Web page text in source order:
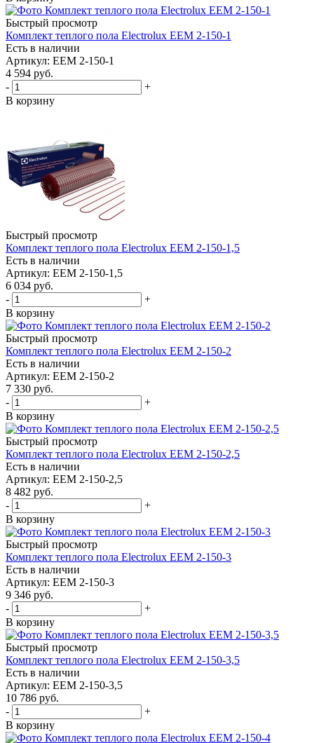
Быстрый просмотр
Комплект теплого пола Electrolux EEM 2-150-1
Есть в наличии
Артикул: EEM 2-150-1
4 594 руб.
-
+
В корзину
Быстрый просмотр
Комплект теплого пола Electrolux EEM 2-150-1,5
Есть в наличии
Артикул: EEM 2-150-1,5
6 034 руб.
-
+
В корзину
Быстрый просмотр
Комплект теплого пола Electrolux EEM 2-150-2
Есть в наличии
Артикул: EEM 2-150-2
7 330 руб.
-
+
В корзину
Быстрый просмотр
Комплект теплого пола Electrolux EEM 2-150-2,5
Есть в наличии
Артикул: EEM 2-150-2,5
8 482 руб.
-
+
В корзину
Быстрый просмотр
Комплект теплого пола Electrolux EEM 2-150-3
Есть в наличии
Артикул: EEM 2-150-3
9 346 руб.
-
+
В корзину
Быстрый просмотр
Комплект теплого пола Electrolux EEM 2-150-3,5
Есть в наличии
Артикул: EEM 2-150-3,5
10 786 руб.
-
+
В корзину